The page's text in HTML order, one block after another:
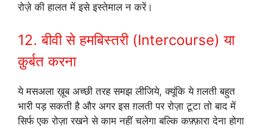
रोज़े की हालत में इसे इस्तेमाल न करें।
12. बीवी से हमबिस्तरी (Intercourse) या
क़ुर्बत करना
ये मसअला ख़ूब अच्छी तरह समझ लीजिये, क्यूंकि ये ग़लती बहुत
भारी पड़ सकती है और अगर इस ग़लती पर रोज़ा टूटा तो बाद में
सिर्फ एक रोज़ा रखने से काम नहीं चलेगा बल्कि कफ़्फ़ारा देना होगा